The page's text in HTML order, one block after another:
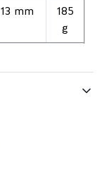
13 mm
185
g